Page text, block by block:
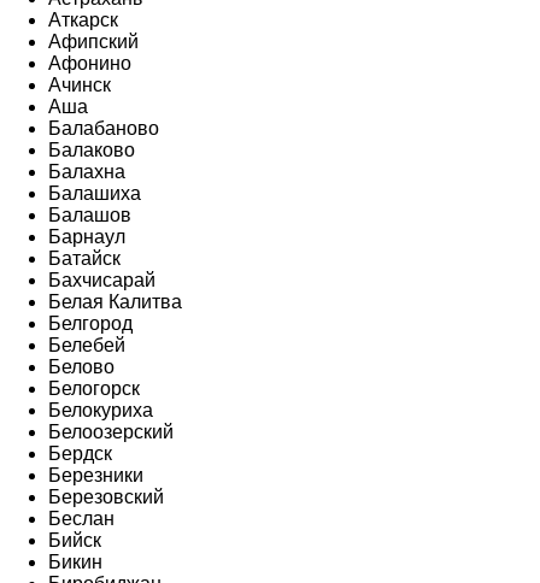
Аткарск
Афипский
Афонино
Ачинск
Аша
Балабаново
Балаково
Балахна
Балашиха
Балашов
Барнаул
Батайск
Бахчисарай
Белая Калитва
Белгород
Белебей
Белово
Белогорск
Белокуриха
Белоозерский
Бердск
Березники
Березовский
Беслан
Бийск
Бикин